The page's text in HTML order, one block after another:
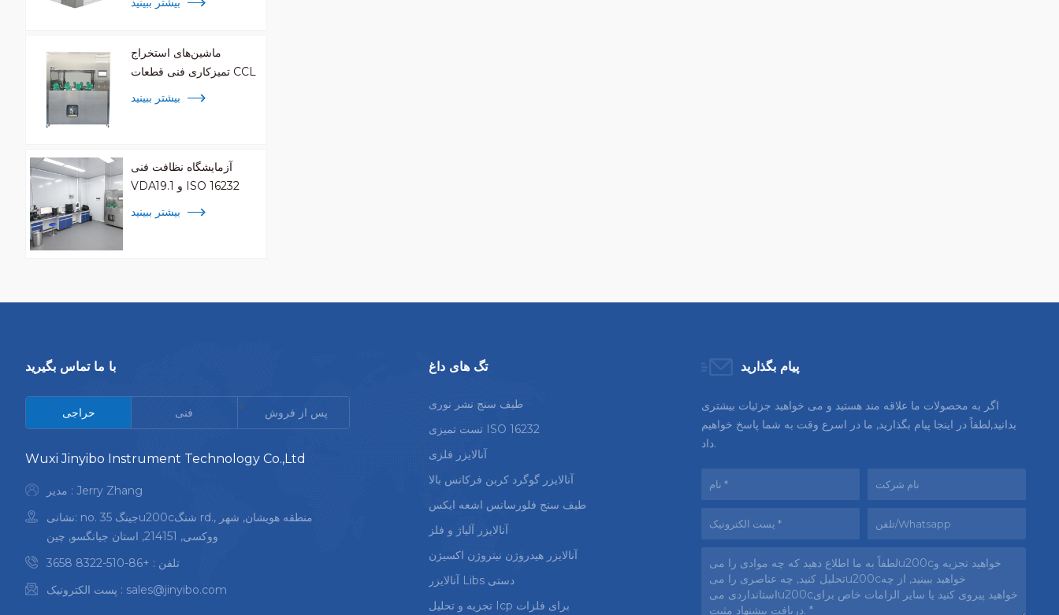
ماشین‌های استخراج
تمیزکاری فنی قطعات CCL
بیشتر ببینید
آزمایشگاه نظافت فنی
VDA19.1 و ISO 16232
بیشتر ببینید
با ما تماس بگیرید
حراجی فنی < پس از فروش
Wuxi Jinyibo Instrument Technology Co.,Ltd
مدیر : Jerry Zhang
نشانی: no. 35 جینگu200cشنگ rd., منطقه هویشان, شهر
ووکسی, 214151, استان جیانگسو, چین
تلفن : +86-510-8322 3658
پست الکترونیک : sales@jinyibo.com
تگ های داغ
طیف سنج نشر نوری
تست تمیزی ISO 16232
آنالایزر فلزی
آنالایزر گوگرد کربن فرکانس بالا
طیف سنج فلورسانس اشعه ایکس
آنالایزر آلیاژ و فلز
آنالایزر هیدروژن نیتروژن اکسیژن
آنالایزر Libs دستی
تجزیه و تحلیل Icp برای فلزات
پیام بگذارید
اگر به محصولات ما علاقه مند هستید و می خواهید جزئیات بیشتری
بدانید,لطفاً در اینجا پیام بگذارید, ما در اسرع وقت به شما پاسخ خواهیم
داد.